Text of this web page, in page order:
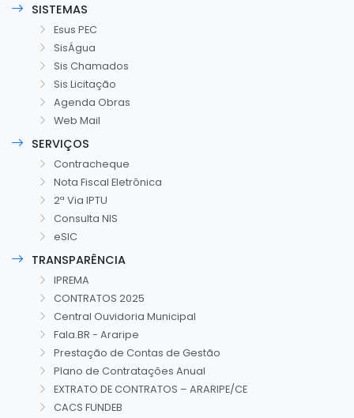
SISTEMAS
Esus PEC
SisÁgua
Sis Chamados
Sis Licitação
Agenda Obras
Web Mail
SERVIÇOS
Contracheque
Nota Fiscal Eletrônica
2ª Via IPTU
Consulta NIS
eSIC
TRANSPARÊNCIA
IPREMA
CONTRATOS 2025
Central Ouvidoria Municipal
Fala.BR - Araripe
Prestação de Contas de Gestão
Plano de Contratações Anual
EXTRATO DE CONTRATOS – ARARIPE/CE
CACS FUNDEB